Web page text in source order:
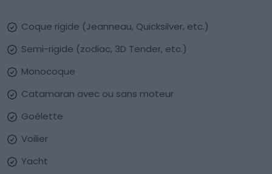
Coque rigide (Jeanneau, Quicksilver, etc.)
Semi-rigide (zodiac, 3D Tender, etc.)
Monocoque
Catamaran avec ou sans moteur
Goélette
Voilier
Yacht